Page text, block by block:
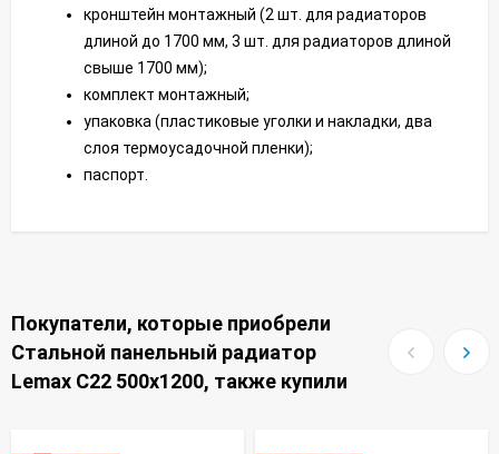
кронштейн монтажный (2 шт. для радиаторов
длиной до 1700 мм, 3 шт. для радиаторов длиной
свыше 1700 мм);
комплект монтажный;
упаковка (пластиковые уголки и накладки, два
слоя термоусадочной пленки);
паспорт.
Покупатели, которые приобрели
Стальной панельный радиатор
Lemax C22 500х1200, также купили